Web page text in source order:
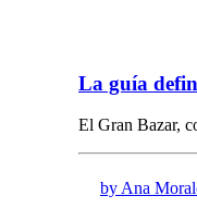
La guía
El Gran Bazar,
by Ana